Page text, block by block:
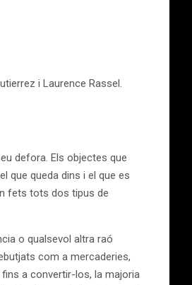
i Laurence Rassel.
defora. Els objectes que
que queda dins i el que es
fets tots dos tipus de
o qualsevol altra raó
com a mercaderies,
a convertir-los, la majoria